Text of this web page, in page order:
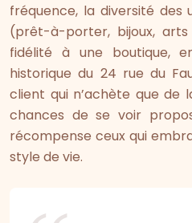
fréquence, la diversité des
(prêt-à-porter, bijoux,
fidélité à une boutique,
historique du 24 rue du
client qui n’achète que de
chances de se voir
récompense ceux qui
style de vie.